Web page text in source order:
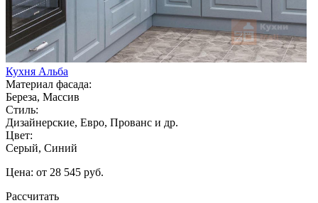
Кухня Альба
Материал фасада:
Береза, Массив
Стиль:
Дизайнерские, Евро, Прованс и др.
Цвет:
Серый, Синий
Цена: от 28 545 руб.
Рассчитать